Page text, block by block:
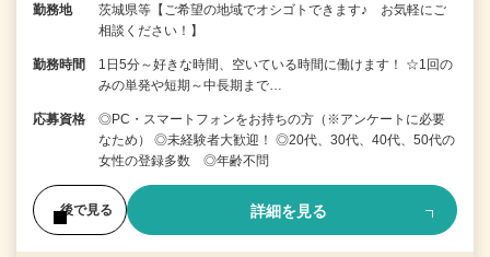
勤務地
茨城県等【ご希望の地域でオシゴトできます♪ お気軽にご
相談ください！】
勤務時間
1日5分～好きな時間、空いている時間に働けます！ ☆1回の
みの単発や短期～中長期まで…
応募資格
◎PC・スマートフォンをお持ちの方（※アンケートに必要
なため） ◎未経験者大歓迎！ ◎20代、30代、40代、50代の
女性の登録多数 ◎年齢不問
後で見る 詳細を見る